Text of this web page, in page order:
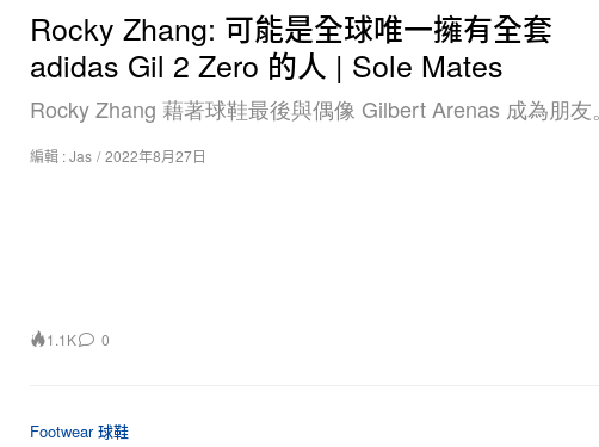
Rocky Zhang: 可能是全球唯一擁有全套
adidas Gil 2 Zero 的人 | Sole Mates
Rocky Zhang 藉著球鞋最後與偶像 Gilbert Arenas 成為朋友。
編輯 :Jas / 2022年8月27日
1.1K 0
Footwear 球鞋